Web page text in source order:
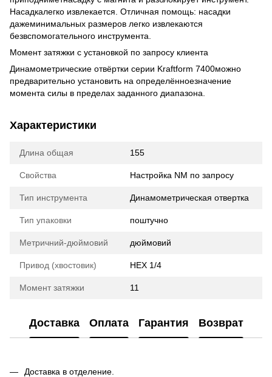
Насадкалегко извлекается. Отличная помощь: насадки
дажеминимальных размеров легко извлекаются
безвспомогательного инструмента.
Момент затяжки с установкой по запросу клиента
Динамометрические отвёртки серии Kraftform 7400можно
предварительно установить на определённоезначение
момента силы в пределах заданного диапазона.
Характеристики
Длина общая 155
Свойства Настройка NM по запросу
Тип инструмента Динамометрическая отвертка
Тип упаковки поштучно
Метричний-дюймовий дюймовий
Привод (хвостовик) HEX 1/4
Момент затяжки 11
Доставка Оплата Гарантия Возврат
Доставка в отделение.